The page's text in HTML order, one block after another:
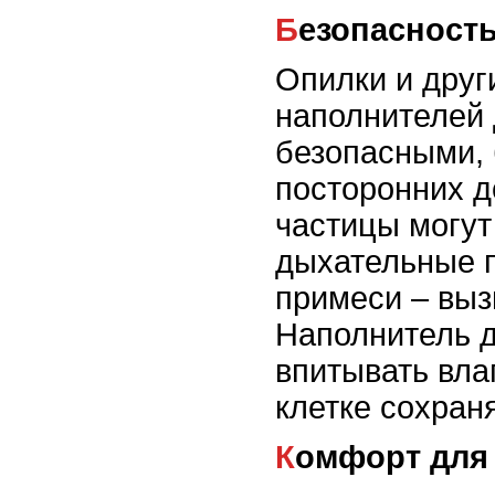
Опилки и
безопасными,
посторонних
частицы
дыхательные
примеси –
Наполнитель
впитывать
клетке
Комфорт